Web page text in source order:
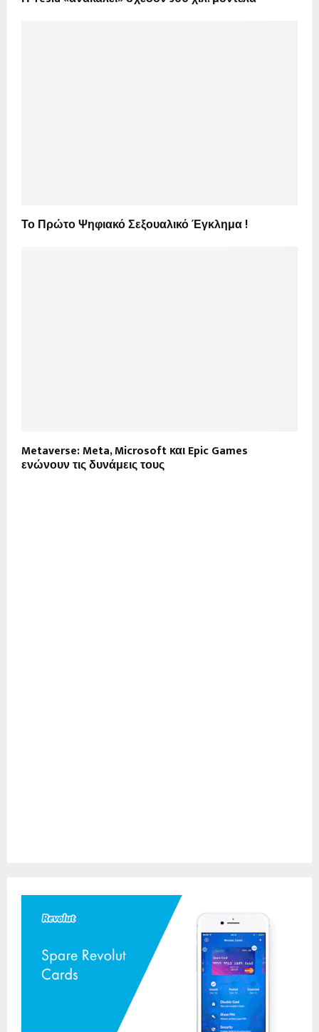
Το Πρώτο Ψηφιακό Σεξουαλικό Έγκλημα !
Metaverse: Meta, Microsoft και Epic Games
ενώνουν τις δυνάμεις τους